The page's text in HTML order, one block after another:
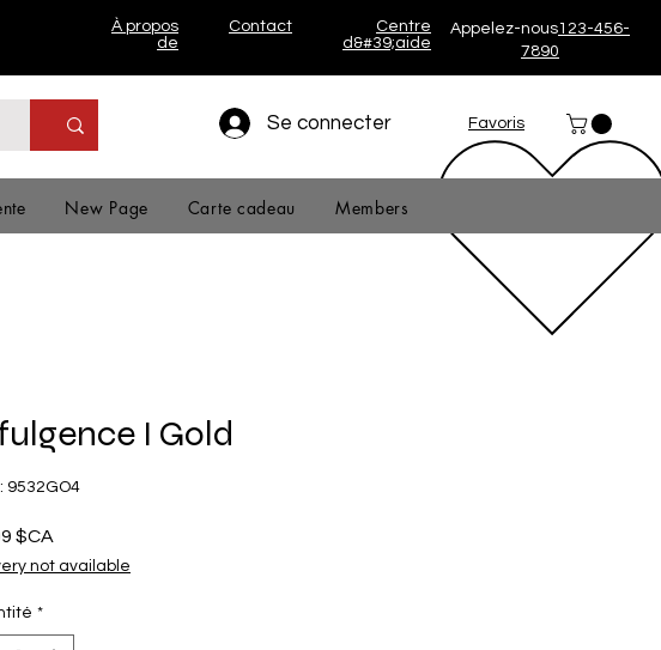
À propos
de
Contact
Centre
d&#39;aide
Appelez-nous123-456-
7890
Se connecter Favoris
New Page Carte cadeau Members
I Gold
9532GO4
$CA
not available
*